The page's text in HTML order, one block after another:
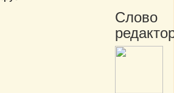
Слово